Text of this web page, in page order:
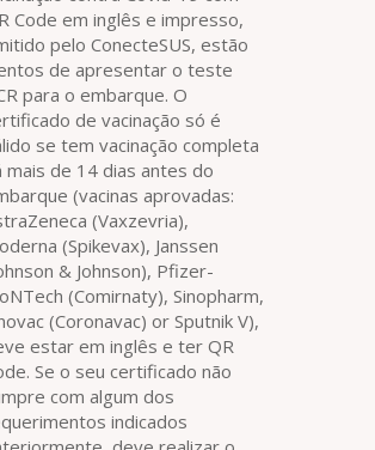
Code em inglês e impresso,
pelo ConecteSUS, estão
de apresentar o teste
para o embarque. O
de vacinação só é
se tem vacinação completa
mais de 14 dias antes do
(vacinas aprovadas:
(Vaxzevria),
(Spikevax), Janssen
& Johnson), Pfizer-
(Comirnaty), Sinopharm,
(Coronavac) or Sputnik V),
estar em inglês e ter QR
Se o seu certificado não
com algum dos
indicados